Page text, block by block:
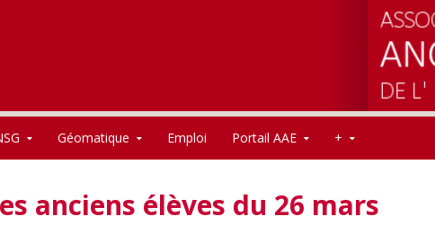
Géomatique Emploi Portail AAE +
anciens élèves du 26 mars